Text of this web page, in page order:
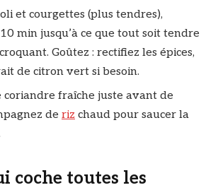
et courgettes (plus tendres),
min jusqu’à ce que tout soit tendre
Goûtez : rectifiez les épices,
de citron vert si besoin.
coriandre fraîche juste avant de
de riz chaud pour saucer la
coche toutes les